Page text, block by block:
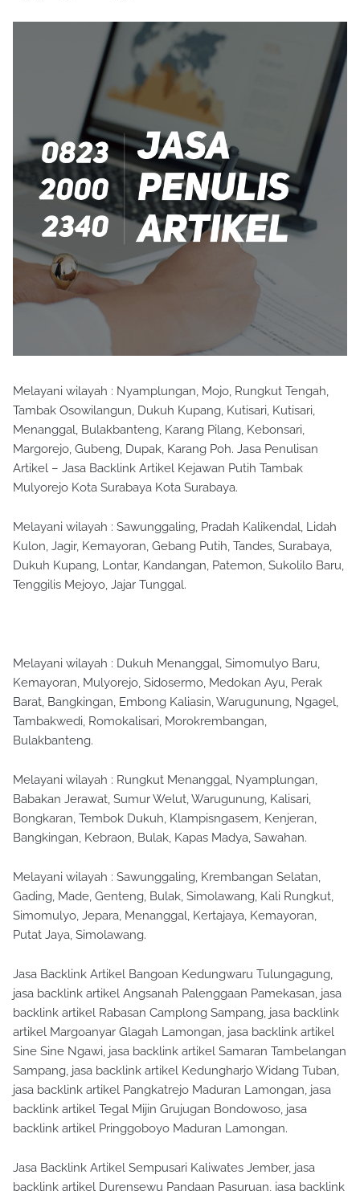
Melayani wilayah : Nyamplungan, Mojo, Rungkut Tengah,
Tambak Osowilangun, Dukuh Kupang, Kutisari, Kutisari,
Menanggal, Bulakbanteng, Karang Pilang, Kebonsari,
Margorejo, Gubeng, Dupak, Karang Poh. Jasa Penulisan
Artikel – Jasa Backlink Artikel Kejawan Putih Tambak
Mulyorejo Kota Surabaya Kota Surabaya.
Melayani wilayah : Sawunggaling, Pradah Kalikendal, Lidah
Kulon, Jagir, Kemayoran, Gebang Putih, Tandes, Surabaya,
Dukuh Kupang, Lontar, Kandangan, Patemon, Sukolilo Baru,
Tenggilis Mejoyo, Jajar Tunggal.
Melayani wilayah : Dukuh Menanggal, Simomulyo Baru,
Kemayoran, Mulyorejo, Sidosermo, Medokan Ayu, Perak
Barat, Bangkingan, Embong Kaliasin, Warugunung, Ngagel,
Tambakwedi, Romokalisari, Morokrembangan,
Bulakbanteng.
Melayani wilayah : Rungkut Menanggal, Nyamplungan,
Babakan Jerawat, Sumur Welut, Warugunung, Kalisari,
Bongkaran, Tembok Dukuh, Klampisngasem, Kenjeran,
Bangkingan, Kebraon, Bulak, Kapas Madya, Sawahan.
Melayani wilayah : Sawunggaling, Krembangan Selatan,
Gading, Made, Genteng, Bulak, Simolawang, Kali Rungkut,
Simomulyo, Jepara, Menanggal, Kertajaya, Kemayoran,
Putat Jaya, Simolawang.
Jasa Backlink Artikel Bangoan Kedungwaru Tulungagung,
jasa backlink artikel Angsanah Palenggaan Pamekasan, jasa
backlink artikel Rabasan Camplong Sampang, jasa backlink
artikel Margoanyar Glagah Lamongan, jasa backlink artikel
Sine Sine Ngawi, jasa backlink artikel Samaran Tambelangan
Sampang, jasa backlink artikel Kedungharjo Widang Tuban,
jasa backlink artikel Pangkatrejo Maduran Lamongan, jasa
backlink artikel Tegal Mijin Grujugan Bondowoso, jasa
backlink artikel Pringgoboyo Maduran Lamongan.
Jasa Backlink Artikel Sempusari Kaliwates Jember, jasa
backlink artikel Durensewu Pandaan Pasuruan, jasa backlink